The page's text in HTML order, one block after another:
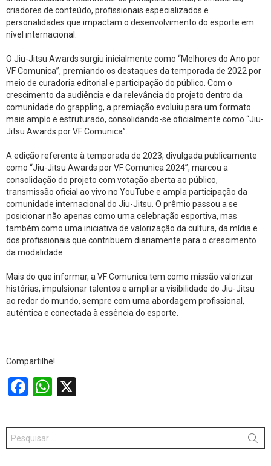
criadores de conteúdo, profissionais especializados e
personalidades que impactam o desenvolvimento do esporte em
nível internacional.
O Jiu-Jitsu Awards surgiu inicialmente como “Melhores do Ano por
VF Comunica”, premiando os destaques da temporada de 2022 por
meio de curadoria editorial e participação do público. Com o
crescimento da audiência e da relevância do projeto dentro da
comunidade do grappling, a premiação evoluiu para um formato
mais amplo e estruturado, consolidando-se oficialmente como “Jiu-
Jitsu Awards por VF Comunica”.
A edição referente à temporada de 2023, divulgada publicamente
como “Jiu-Jitsu Awards por VF Comunica 2024”, marcou a
consolidação do projeto com votação aberta ao público,
transmissão oficial ao vivo no YouTube e ampla participação da
comunidade internacional do Jiu-Jitsu. O prêmio passou a se
posicionar não apenas como uma celebração esportiva, mas
também como uma iniciativa de valorização da cultura, da mídia e
dos profissionais que contribuem diariamente para o crescimento
da modalidade.
Mais do que informar, a VF Comunica tem como missão valorizar
histórias, impulsionar talentos e ampliar a visibilidade do Jiu-Jitsu
ao redor do mundo, sempre com uma abordagem profissional,
autêntica e conectada à essência do esporte.
Compartilhe!
F
ce
b
W
at
s
Procurar
por: